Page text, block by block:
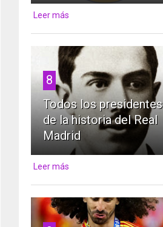
Leer más
8
Todos los presidentes
de la historia del Real
Madrid
Leer más